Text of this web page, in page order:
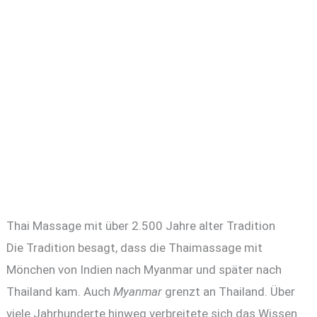
Thai Massage mit über 2.500 Jahre alter Tradition
Die Tradition besagt, dass die Thaimassage mit
Mönchen von Indien nach Myanmar und später nach
Thailand kam. AuchMyanmar grenzt an Thailand. Über
viele Jahrhunderte hinweg verbreitete sich das Wissen